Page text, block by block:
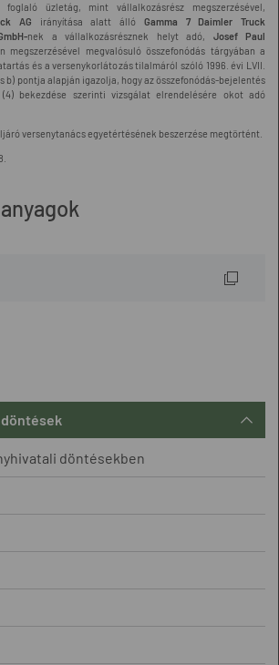
döntésekben
foglaló üzletág, mint vállalkozásrész megszerzésével,
AG irányítása alatt álló Gamma 7 Daimler Truck
nek a vállalkozásrésznek helyt adó, Josef Paul
megvalósuló összefonódás tárgyában a
és a versenykorlátozás tilalmáról szóló 1996. évi LVII.
b) pontja alapján igazolja, hogy az összefonódás-bejelentés
bekezdése szerinti vizsgálat elrendelésére okot adó
versenytanács egyetértésének beszerzése megtörtént.